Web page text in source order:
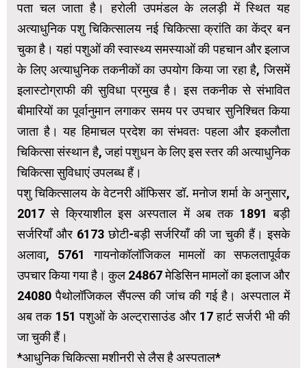
पता चल जाता है। हरोली उपमंडल के ललड़ी में स्थित यह
अत्याधुनिक पशु चिकित्सालय नई चिकित्सा क्रांति का केंद्र बन
चुका है। यहां पशुओं की स्वास्थ्य समस्याओं की पहचान और इलाज
के लिए अत्याधुनिक तकनीकों का उपयोग किया जा रहा है, जिसमें
इलास्टोग्राफी की सुविधा प्रमुख है। इस तकनीक से संभावित
बीमारियों का पूर्वानुमान लगाकर समय पर उपचार सुनिश्चित किया
जाता है। यह हिमाचल प्रदेश का संभवतः पहला और इकलौता
चिकित्सा संस्थान है, जहां पशुधन के लिए इस स्तर की अत्याधुनिक
चिकित्सा सुविधाएं उपलब्ध हैं।
पशु चिकित्सालय के वेटनरी ऑफिसर डॉ. मनोज शर्मा के अनुसार,
2017 से क्रियाशील इस अस्पताल में अब तक 1891 बड़ी
सर्जरियाँ और 6173 छोटी-बड़ी सर्जरियाँ की जा चुकी हैं। इसके
अलावा, 5761 गायनोकॉलॉजिकल मामलों का सफलतापूर्वक
उपचार किया गया है। कुल 24867 मेडिसिन मामलों का इलाज और
24080 पैथोलॉजिकल सैंपल्स की जांच की गई है। अस्पताल में
अब तक 151 पशुओं के अल्ट्रासाउंड और 17 हार्ट सर्जरी भी की
जा चुकी हैं।
*आधुनिक चिकित्सा मशीनरी से लैस है अस्पताल*